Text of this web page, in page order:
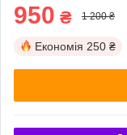
950 ₴ 1 200 ₴
Економія 250 ₴